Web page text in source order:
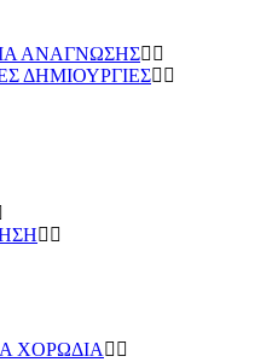
ΑΝΑΓΝΩΣΗΣ
ΔΗΜΙΟΥΡΓΙΕΣ
ΧΟΡΩΔΙΑ